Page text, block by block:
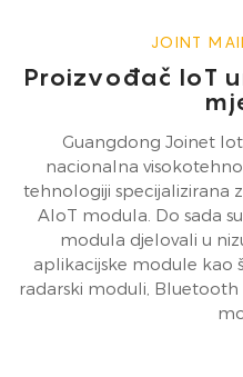
JOINT
Proizvođač IoT
Guangdong Joinet
nacionalna
tehnologiji specijalizirana
AIoT modula. Do sada
modula djelovali u
aplikacijske module kao
radarski moduli,